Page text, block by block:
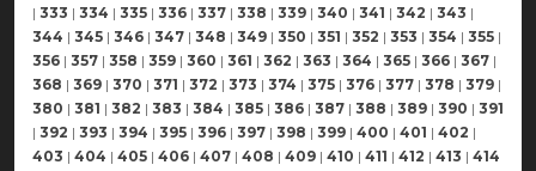
| 333 | 334 | 335 | 336 | 337 | 338 | 339 | 340 | 341 | 342 | 343 |
344 | 345 | 346 | 347 | 348 | 349 | 350 | 351 | 352 | 353 | 354 | 355 |
356 | 357 | 358 | 359 | 360 | 361 | 362 | 363 | 364 | 365 | 366 | 367 |
368 | 369 | 370 | 371 | 372 | 373 | 374 | 375 | 376 | 377 | 378 | 379 |
380 | 381 | 382 | 383 | 384 | 385 | 386 | 387 | 388 | 389 | 390 | 391
| 392 | 393 | 394 | 395 | 396 | 397 | 398 | 399 | 400 | 401 | 402 |
403 | 404 | 405 | 406 | 407 | 408 | 409 | 410 | 411 | 412 | 413 | 414